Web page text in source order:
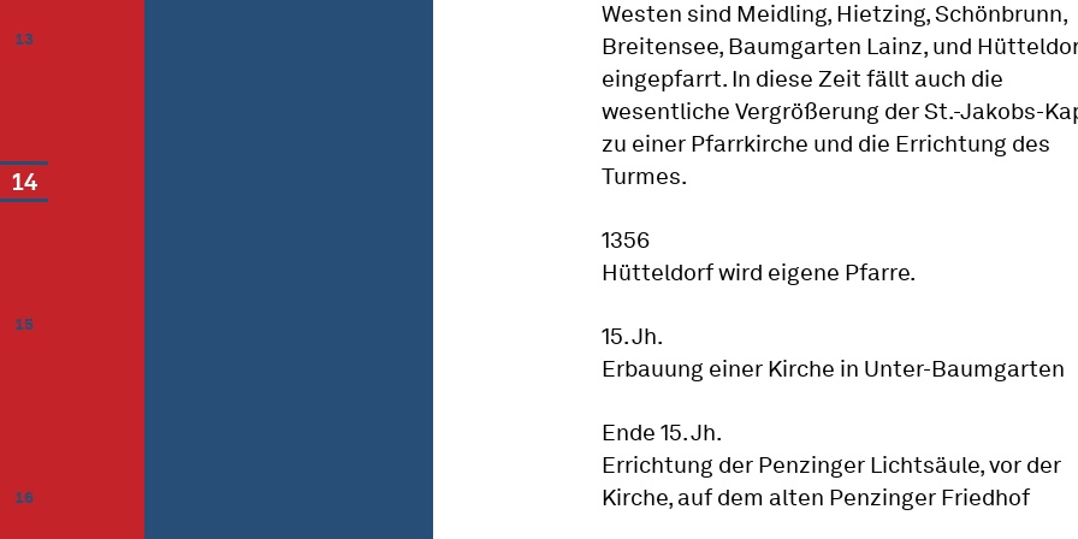
13
14
15
16
Westen sind Meidling, Hietzing, Schönbrunn,
Breitensee, Baumgarten Lainz, und
eingepfarrt. In diese Zeit fällt auch die
wesentliche Vergrößerung der St.-Jakobs-
zu einer Pfarrkirche und die Errichtung des
Turmes.
1356
Hütteldorf wird eigene Pfarre.
15. Jh.
Erbauung einer Kirche in Unter-Baumgarten
Ende 15. Jh.
Errichtung der Penzinger Lichtsäule, vor der
Kirche, auf dem alten Penzinger Friedhof